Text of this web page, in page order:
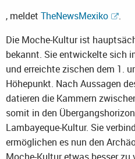
, meldet TheNewsMexiko
.
Die Moche-Kultur ist
bekannt. Sie entwickelte sich
und erreichte zischen dem 1.
Höhepunkt. Nach Aussagen
datieren die Kammern
somit in den
Lambayeque-Kultur. Sie
ermöglichen es nun den